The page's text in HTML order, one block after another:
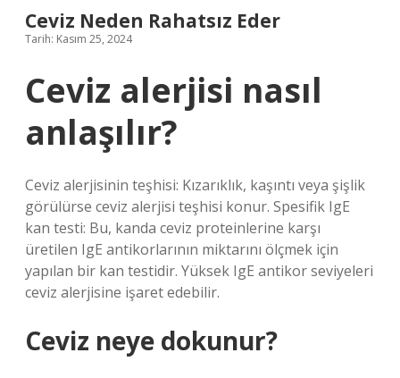
Ceviz Neden Rahatsız Eder
Tarih: Kasım 25, 2024
Ceviz alerjisi nasıl
anlaşılır?
Ceviz alerjisinin teşhisi: Kızarıklık, kaşıntı veya şişlik
görülürse ceviz alerjisi teşhisi konur. Spesifik IgE
kan testi: Bu, kanda ceviz proteinlerine karşı
üretilen IgE antikorlarının miktarını ölçmek için
yapılan bir kan testidir. Yüksek IgE antikor seviyeleri
ceviz alerjisine işaret edebilir.
Ceviz neye dokunur?